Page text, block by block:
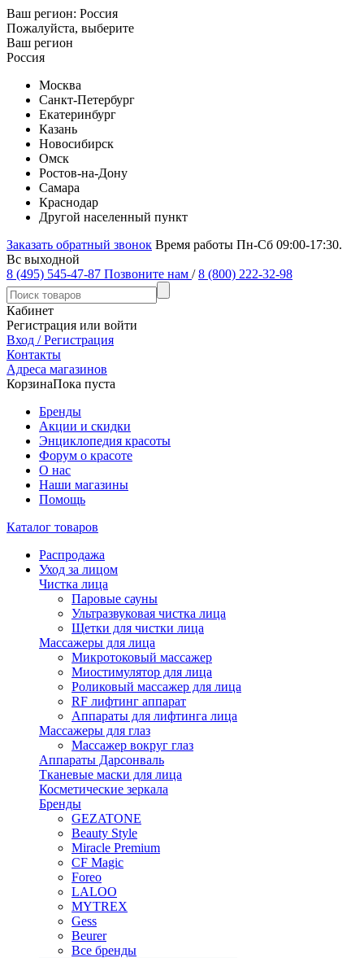
Ваш регион: Россия
Пожалуйста, выберите
Ваш регион
Россия
Москва
Санкт-Петербург
Екатеринбург
Казань
Новосибирск
Омск
Ростов-на-Дону
Самара
Краснодар
Другой населенный пункт
Заказать обратный звонок Время работы Пн-Сб 09:00-17:30.
Вс выходной
8 (495) 545-47-87 Позвоните нам / 8 (800) 222-32-98
Кабинет
Регистрация или войти
Вход / Регистрация
Контакты
Адреса магазинов
КорзинаПока пуста
Бренды
Акции и скидки
Энциклопедия красоты
Форум о красоте
О нас
Наши магазины
Помощь
Каталог товаров
Распродажа
Уход за лицом
Чистка лица
Паровые сауны
Ультразвуковая чистка лица
Щетки для чистки лица
Массажеры для лица
Микротоковый массажер
Миостимулятор для лица
Роликовый массажер для лица
RF лифтинг аппарат
Аппараты для лифтинга лица
Массажеры для глаз
Массажер вокруг глаз
Аппараты Дарсонваль
Тканевые маски для лица
Косметические зеркала
Бренды
GEZATONE
Beauty Style
Miracle Premium
CF Magic
Foreo
LALOO
MYTREX
Gess
Beurer
Все бренды